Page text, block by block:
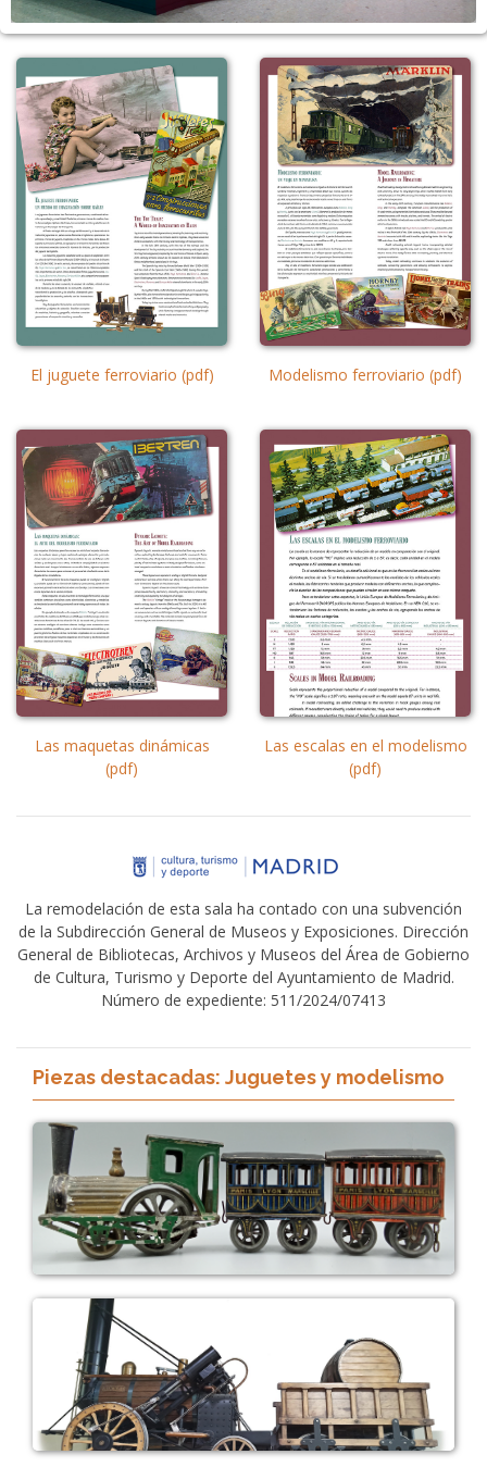
El juguete ferroviario (pdf) Modelismo ferroviario (pdf)
Las maquetas dinámicas
(pdf)
Las escalas en el modelismo
(pdf)
La remodelación de esta sala ha contado con una subvención
de la Subdirección General de Museos y Exposiciones. Dirección
General de Bibliotecas, Archivos y Museos del Área de Gobierno
de Cultura, Turismo y Deporte del Ayuntamiento de Madrid.
Número de expediente: 511/2024/07413
Piezas destacadas: Juguetes y modelismo